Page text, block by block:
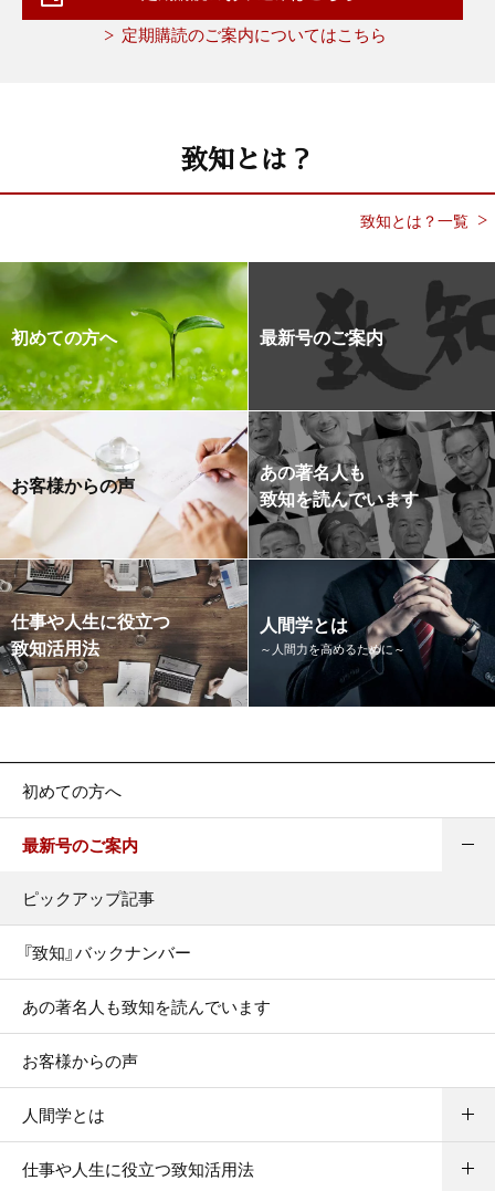
定期購読のご案内についてはこちら
致知とは？
致知とは？一覧
初めての方へ 最新号のご案内
お客様からの声
あの著名人も
致知を読んでいます
仕事や人生に役立つ
致知活用法
人間学とは
～人間力を高めるために～
初めての方へ
最新号のご案内
ピックアップ記事
『致知』バックナンバー
あの著名人も致知を読んでいます
お客様からの声
人間学とは
仕事や人生に役立つ致知活用法